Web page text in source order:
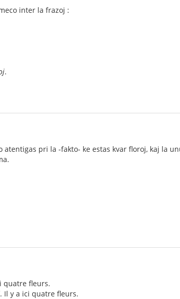
inter la frazoj :
.
atentigas pri la -fakto- ke estas kvar floroj, kaj la
quatre fleurs.
. Il y a ici quatre fleurs.